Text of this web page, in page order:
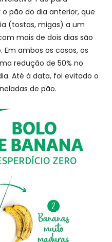
pão do dia anterior, que
(tostas, migas) a um
mais de dois dias são
ambos os casos, os
redução de 50% no
Até à data, foi evitado o
de pão.